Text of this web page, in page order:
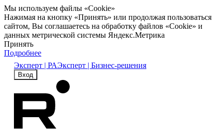
Мы используем файлы «Cookie»
Нажимая на кнопку «Принять» или продолжая пользоваться
сайтом, Вы соглашаетесь на обработку файлов «Cookie» и
данных метрической системы Яндекс.Метрика
Принять
Подробнее
Эксперт | РАЭксперт | Бизнес-решения
Вход